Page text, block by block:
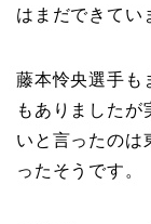
はまだできてい
藤本怜央選手も
もありましたが
いと言ったのは
ったそうです。